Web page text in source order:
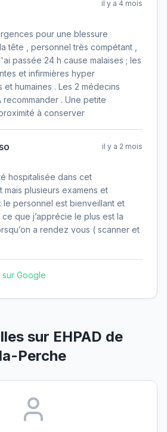
il y a 4 mois
pour une blessure
tête , personnel très compétant ,
passée 24 h cause malaises ; les
et infirmières hyper
et humaines . Les 2 médecins
recommander . Une petite
à conserver
il y a 2 mois
hospitalisée dans cet
mais plusieurs examens et
le personnel est bienveillant et
que j’apprécie le plus est la
a rendez vous ( scanner et
Google
sur EHPAD de
Perche